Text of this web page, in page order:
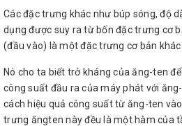
Các đặc trưng khác như búp sóng, độ
dụng được suy ra từ bốn đặc trưng cơ
(đầu vào) là một đặc trưng cơ bản khác
Nó cho ta biết trở kháng của ăng-ten
công suất đầu ra của máy phát với
cách hiệu quả công suất từ ăng-ten
trưng ăngten này đều là một hàm của